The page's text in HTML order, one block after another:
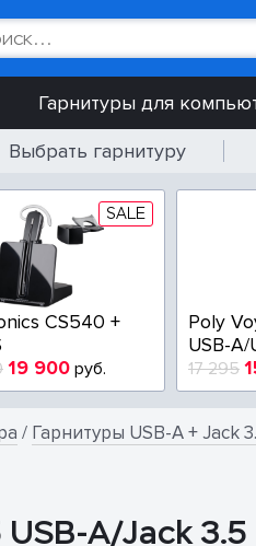
Гарнитуры для
Выбрать гарнитуру
SALE
CS540 +
19 900 руб.
Poly
USB-A/
17 295
/ Гарнитуры USB-A + Jack
A/Jack